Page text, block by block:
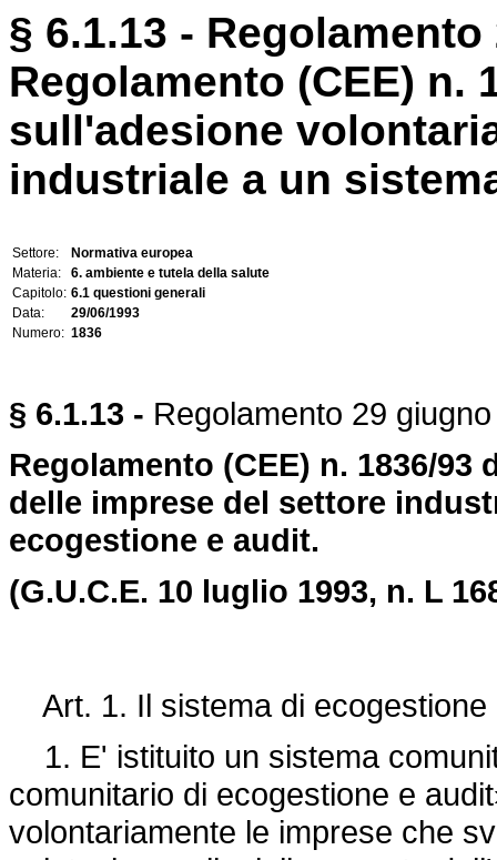
§ 6.1.13 -
Regolamento (CEE) n.
sull'adesione
industriale a un
Settore:
Normativa europea
Materia:
6. ambiente e tutela della salute
Capitolo: 6.1 questioni generali
Data:
29/06/1993
Numero: 1836
§ 6.1.13 - Regolamento 29
Regolamento (CEE) n. 1836/
delle imprese del settore
ecogestione e audit.
(G.U.C.E. 10 luglio 1993, n. L
Art. 1. Il sistema di ecogestione
1. E' istituito un sistema
comunitario di ecogestione e
volontariamente le imprese che